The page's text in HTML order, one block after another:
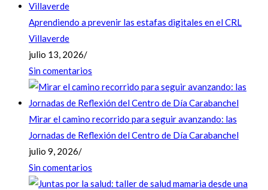
Aprendiendo a prevenir las estafas digitales en el CRL
Villaverde
julio 13, 2026/
Sin comentarios
Mirar el camino recorrido para seguir avanzando: las
Jornadas de Reflexión del Centro de Día Carabanchel
julio 9, 2026/
Sin comentarios